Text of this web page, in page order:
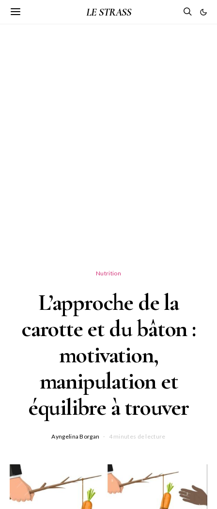
LE STRASS
Nutrition
L’approche de la
carotte et du bâton :
motivation,
manipulation et
équilibre à trouver
Ayngelina Borgan 4 minutes de lecture